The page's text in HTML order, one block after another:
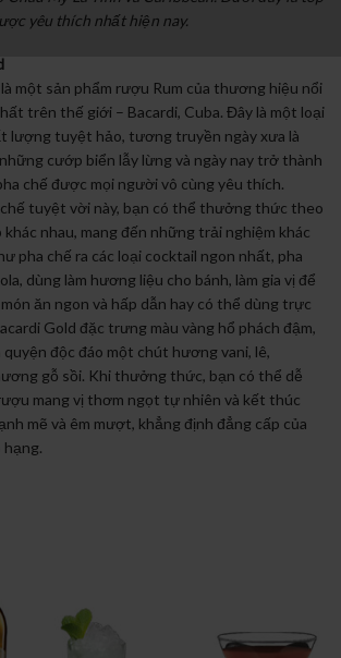
yêu thích nhất hiện nay.
là một sản phẩm rượu Rum của thương hiệu nổi
trên thế giới – Bacardi, Cuba. Đây là một loại
lượng tuyệt hảo, tương truyền ngày xưa là
cướp biển lẫy lừng và ngày nay trở thành
chế được mọi người vô cùng yêu thích.
tuyệt vời này, bạn có thể thưởng thức theo
nhau, mang đến những trải nghiệm khác
pha chế ra các loại cocktail ngon nhất, pha
dùng làm hương liệu cho bánh, làm gia vị để
ăn ngon và hấp dẫn hay có thể dùng trực
Gold đặc trưng màu vàng hổ phách đậm,
quyện độc đáo một chút hương vani, lê,
gỗ sồi. Khi thưởng thức, bạn có thể dễ
mang vị thơm ngọt tự nhiên và kết thúc
mẽ và êm mượt, khẳng định đẳng cấp của